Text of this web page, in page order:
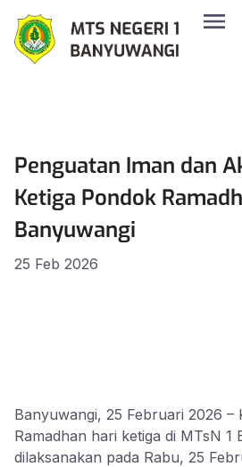
Penguatan Iman dan
Ketiga Pondok
Banyuwangi
25 Feb 2026
Banyuwangi, 25 Februari 2026 –
Ramadhan hari ketiga di MTsN 1
dilaksanakan pada Rabu, 25